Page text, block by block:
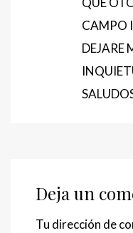
CAMPO
DEJARE
Deja un
Tu dirección de